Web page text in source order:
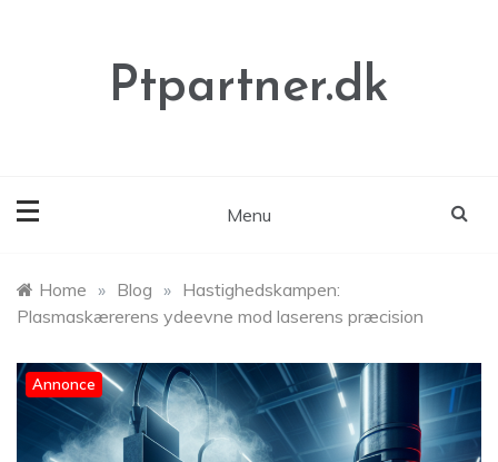
Ptpartner.dk
Menu
Home » Blog » Hastighedskampen:
Plasmaskærerens ydeevne mod laserens præcision
Annonce